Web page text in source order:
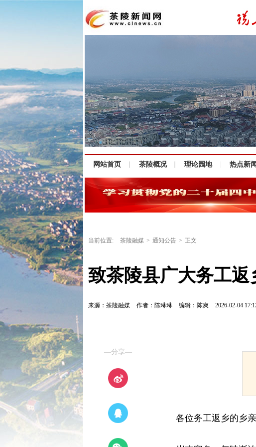
网站首页 茶陵概况 理论园地 热点新闻
当前位置: 茶陵融媒 > 通知公告 > 正文
致茶陵县广大务工
来源：茶陵融媒 作者：陈琳琳 编辑：陈爽 2026-02-04
—分享—
各位务工返乡的乡亲